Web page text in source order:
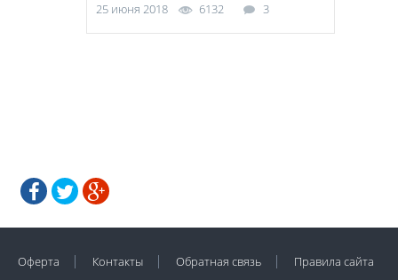
25 июня 2018 6132 3
Оферта Контакты Обратная связь
Правила сайта